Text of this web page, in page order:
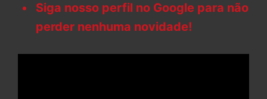
Siga nosso perfil no Google para não
perder nenhuma novidade!